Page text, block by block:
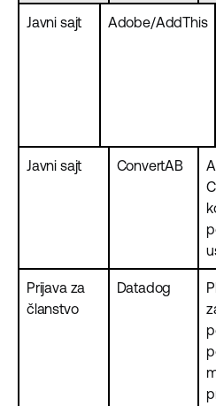
Javni sajt Adobe/AddThis
Javni sajt ConvertAB
Prijava za
članstvo
Datadog